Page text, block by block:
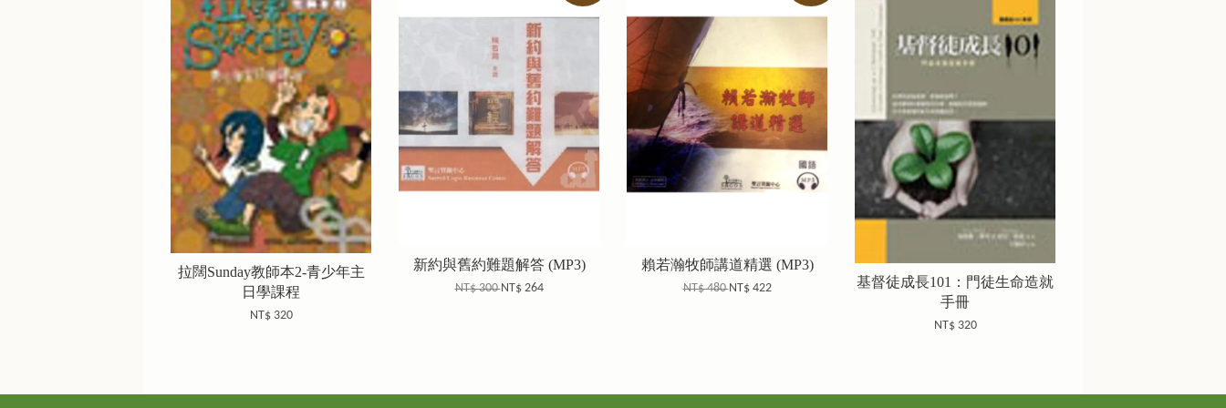
拉闊Sunday教師本2-青少年主
日學課程
NT$ 320
新約與舊約難題解答 (MP3)
NT$ 300NT$ 264
賴若瀚牧師講道精選 (MP3)
NT$ 480NT$ 422
基督徒成長101：門徒生命造就
手冊
NT$ 320